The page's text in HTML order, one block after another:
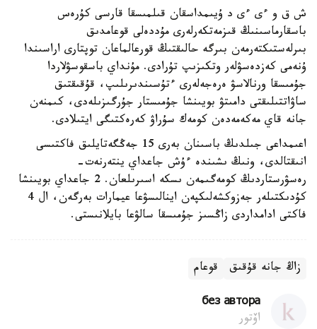
ش ق و ءى ءى د ۇيىمداسقان قىلمىسقا قارسى كۇرەس
باسقارماسىنىڭ قىزمەتكەرلەرى مۇددەلى قوعامدىق
بىرلەستىكتەرمەن بىرگە حالىقتىڭ قورعالماعان توپتارى اراسىندا
ۇنەمى كەزدەسۋلەر وتكىزىپ تۇرادى. مۇنداي باسقوسۋلاردا
جۇمىسقا ورنالاسۋ ەرەجەلەرى ءتۇسىندىرىلىپ، قۇقىقتىق
ساۋاتتىلىقتى دامىتۋ بويىنشا جۇمىستار جۇرگىزىلەدى، كىمنەن
جانە قاي مەكەمەدەن كومەك سۇراۋ كەرەكتىگى ايتىلادى.
اعىمداعى جىلدىڭ باسىنان بەرى 15 جەڭگەتايلىق فاكتىسى
انىقتالدى، ونىڭ ىشىندە ءۇش جاعداي ينتەرنەت-
رەسۋرستاردىڭ كومەگىمەن ىسكە اسىرىلعان. 2 جاعداي بويىنشا
كۇدىكتىلەر جەزوكشەلىكپەن اينالىسۋعا عيمارات بەرگەن، ال 4
فاكتى ادامداردى زاڭسىز جۇمىسقا سالۋعا بايلانىستى.
زاڭ جانە قۇقىق قوعام
без автора
اۆتور